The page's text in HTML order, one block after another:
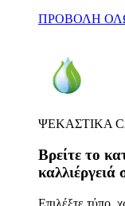
ΠΡΟΒΟΛΗ
ΨΕΚΑΣΤΙΚΑ
Βρείτε το
καλλιέργειά
Επιλέξτε τύπο,